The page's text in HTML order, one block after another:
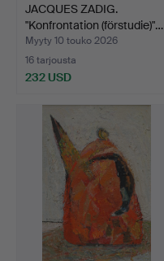
JACQUES ZADIG.
"Konfrontation (förstudie)"…
Myyty 10 touko 2026
16 tarjousta
232 USD